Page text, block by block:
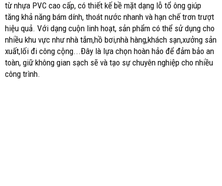
từ nhựa PVC cao cấp, có thiết kế bề mặt dạng lỗ tổ ông giúp
tăng khả năng bám dính, thoát nước nhanh và hạn chế trơn trượt
hiệu quả. Với dạng cuộn linh hoạt, sản phẩm có thể sử dụng cho
nhiều khu vực như nhà tắm,hồ bơi,nhà hàng,khách sạn,xưởng sản
xuất,lối đi công cộng...Đây là lựa chọn hoàn hảo để đảm bảo an
toàn, giữ không gian sạch sẽ và tạo sự chuyên nghiệp cho nhiều
công trình.